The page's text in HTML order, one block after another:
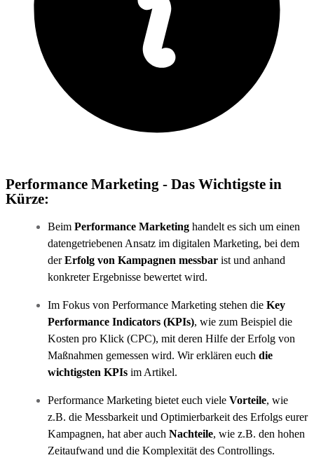
Performance Marketing - Das Wichtigste in
Kürze:
Beim Performance Marketing handelt es sich um einen
datengetriebenen Ansatz im digitalen Marketing, bei dem
derErfolg von Kampagnen messbar ist und anhand
konkreter Ergebnisse bewertet wird.
Im Fokus von Performance Marketing stehen die Key
Performance Indicators (KPIs), wie zum Beispiel die
Kosten pro Klick (CPC), mit deren Hilfe der Erfolg von
Maßnahmen gemessen wird. Wir erklären euch die
wichtigsten KPIs im Artikel.
Performance Marketing bietet euch viele Vorteile, wie
z.B. die Messbarkeit und Optimierbarkeit des Erfolgs eurer
Kampagnen, hat aber auch Nachteile, wie z.B. den hohen
Zeitaufwand und die Komplexität des Controllings.